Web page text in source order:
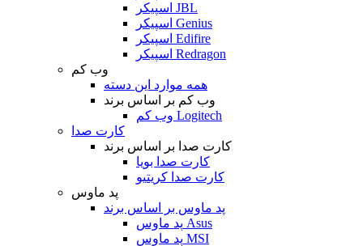
اسپیکر JBL
اسپیکر Genius
اسپیکر Edifire
اسپیکر Redragon
وب کم
همه موارد این دسته
وب کم بر اساس برند
وب کم Logitech
کارت صدا
کارت صدا بر اساس برند
کارت صدا بویا
کارت صدا کریتیو
پد ماوس
پد ماوس بر اساس برند
پد ماوس Asus
پد ماوس MSI